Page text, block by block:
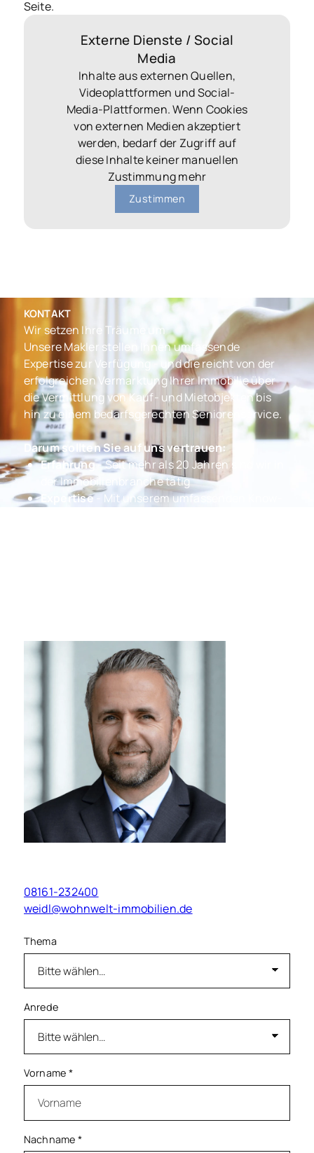
Seite.
Externe Dienste / Social
Media
Inhalte aus externen Quellen,
Videoplattformen und Social-
Media-Plattformen. Wenn Cookies
von externen Medien akzeptiert
werden, bedarf der Zugriff auf
diese Inhalte keiner manuellen
Zustimmung mehr
Zustimmen
KONTAKT
Wir setzen Ihre Träume um
Unsere Makler stellen Ihnen umfassende
Expertise zur Verfügung - und die reicht von der
erfolgreichen Vermarktung Ihrer Immobilie über
die Vermittlung von Kauf- und Mietobjekten bis
hin zu einem bedarfsgerechten Seniorenservice.
Darum sollten Sie auf uns vertrauen:
Erfahrung- Seit mehr als 20 Jahren sind wir in
der Immobilienbranche tätig
Expertise- Mit unserem umfassenden Know-
08161-232400
weidl@wohnwelt-immobilien.de
Thema
Anrede
Vorname *
Nachname *